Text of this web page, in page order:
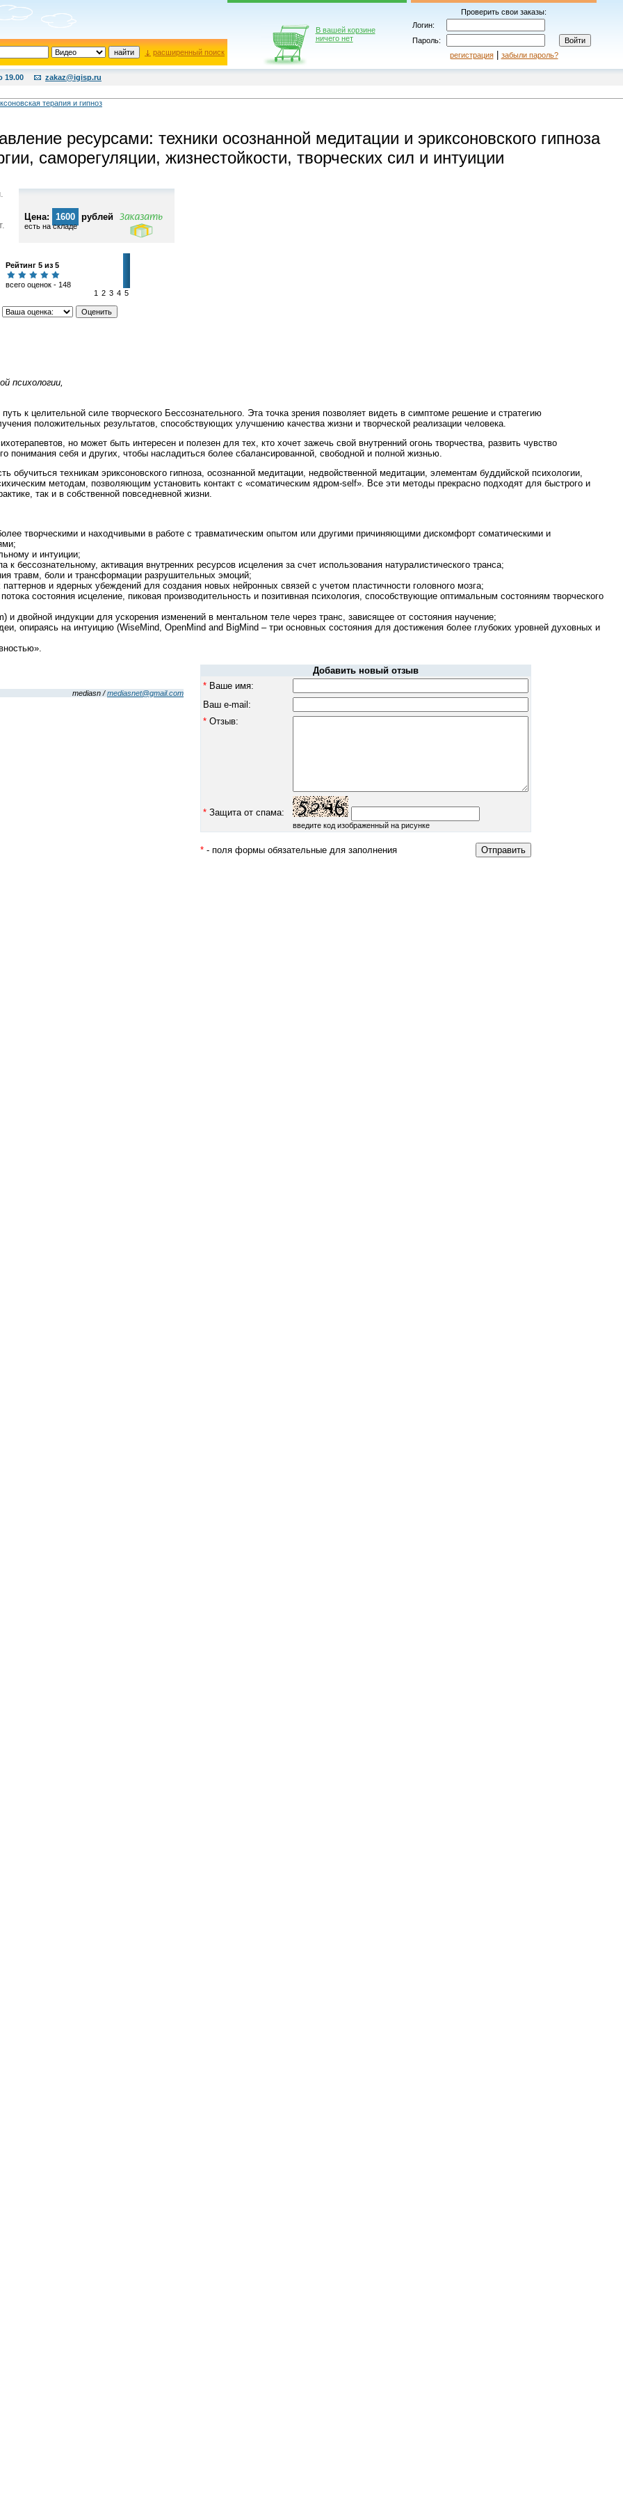
расширенный поиск
В вашей корзине
ничего нет
Проверить свои заказы:
Логин:
Пароль:
регистрация| забыли пароль?
19.00 zakaz@igisp.ru
терапия и гипноз
ресурсами: техники осознанной медитации и эриксоновского гипноза
саморегуляции, жизнестойкости, творческих сил и интуиции
Цена: 1600 рублей
есть на складе
Рейтинг 5 из 5
всего оценок - 148
1 2 3 4 5
психологии,
к целительной силе творческого Бессознательного. Эта точка зрения позволяет видеть в симптоме решение и стратегию
положительных результатов, способствующих улучшению качества жизни и творческой реализации человека.
но может быть интересен и полезен для тех, кто хочет зажечь свой внутренний огонь творчества, развить чувство
понимания себя и других, чтобы насладиться более сбалансированной, свободной и полной жизнью.
обучиться техникам эриксоновского гипноза, осознанной медитации, недвойственной медитации, элементам буддийской психологии,
методам, позволяющим установить контакт с «соматическим ядром-self». Все эти методы прекрасно подходят для быстрого и
так и в собственной повседневной жизни.
творческими и находчивыми в работе с травматическим опытом или другими причиняющими дискомфорт соматическими и
и интуиции;
бессознательному, активация внутренних ресурсов исцеления за счет использования натуралистического транса;
травм, боли и трансформации разрушительных эмоций;
и ядерных убеждений для создания новых нейронных связей с учетом пластичности головного мозга;
состояния исцеление, пиковая производительность и позитивная психология, способствующие оптимальным состояниям творческого
и двойной индукции для ускорения изменений в ментальном теле через транс, зависящее от состояния научение;
опираясь на интуицию (WiseMind, OpenMind and BigMind – три основных состояния для достижения более глубоких уровней духовных и
mediasn /mediasnet@gmail.com
Добавить новый отзыв
* Ваше имя:
Ваш e-mail:
* Отзыв:
* Защита от спама:
введите код изображенный на рисунке
* - поля формы обязательные для заполнения